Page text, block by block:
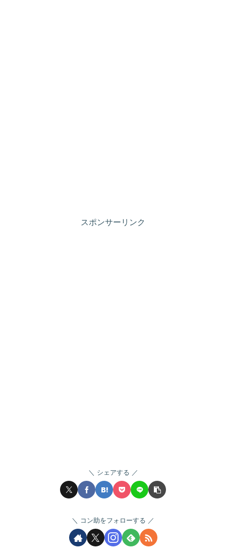
スポンサーリンク
シェアする
コン助をフォローする